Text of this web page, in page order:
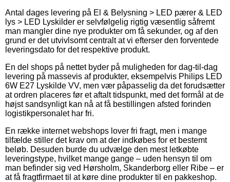
Antal dages levering på El & Belysning > LED pærer & LED
lys > LED Lyskilder er selvfølgelig rigtig væsentlig såfremt
man mangler dine nye produkter om få sekunder, og af den
grund er det utvivlsomt centralt at vi efterser den forventede
leveringsdato for det respektive produkt.
En del shops på nettet byder på muligheden for dag-til-dag
levering på massevis af produkter, eksempelvis Philips LED
6W E27 Lyskilde VV, men vær påpasselig da det forudsætter
at ordren placeres før et aftalt tidspunkt, med det formål at de
højst sandsynligt kan nå at få bestillingen afsted forinden
logistikpersonalet har fri.
En række internet webshops lover fri fragt, men i mange
tilfælde stiller det krav om at der indkøbes for et bestemt
beløb. Desuden burde du udvælge den mest letkøbte
leveringstype, hvilket mange gange – uden hensyn til om
man befinder sig ved Hørsholm, Skanderborg eller Ribe – er
at få fragtfirmaet til at køre dine produkter til en pakkeshop.